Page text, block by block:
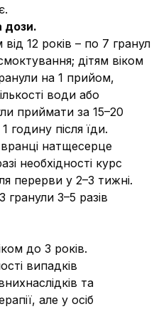
дози.
12 років – по 7 гранул
дітям віком
на 1 прийом,
води або
приймати за 15–20
годину після їди.
натщесерце
необхідності курс
перерви у 2–3 тижні.
гранули 3–5 разів
до 3 років.
випадків
та
але у осіб